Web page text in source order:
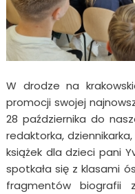
W drodze na
promocji swojej
28 października do
redaktorka,
książek dla dzieci pani
spotkała się z klasami
fragmentów biografii